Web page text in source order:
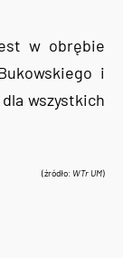
w obrębie
i
wszystkich
(źródło: WTr UM)